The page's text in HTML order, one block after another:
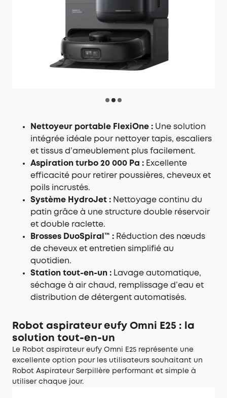
Nettoyeur portable FlexiOne : Une solution
intégrée idéale pour nettoyer tapis, escaliers
et tissus d’ameublement plus facilement.
Aspiration turbo 20 000 Pa : Excellente
efficacité pour retirer poussières, cheveux et
poils incrustés.
Système HydroJet : Nettoyage continu du
patin grâce à une structure double réservoir
et double raclette.
Brosses DuoSpiral™ : Réduction des nœuds
de cheveux et entretien simplifié au
quotidien.
Station tout-en-un : Lavage automatique,
séchage à air chaud, remplissage d’eau et
distribution de détergent automatisés.
Robot aspirateur eufy Omni E25 : la
solution tout-en-un
Le Robot aspirateur eufy Omni E25 représente une
excellente option pour les utilisateurs souhaitant un
Robot Aspirateur Serpillère performant et simple à
utiliser chaque jour.